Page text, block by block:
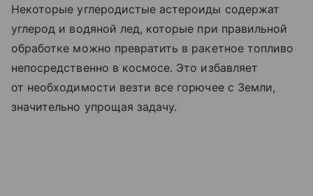
Некоторые углеродистые астероиды содержат
углерод и водяной лед, которые при правильной
обработке можно превратить в ракетное топливо
непосредственно в космосе. Это избавляет
от необходимости везти все горючее с Земли,
значительно упрощая задачу.